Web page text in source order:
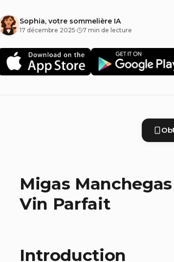
Sophia, votre sommelière IA
17 décembre 2025· 7 min de lecture
Migas
Vin Parfait
Introduction